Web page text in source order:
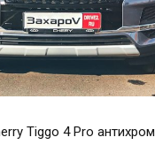
Tiggo 4 Pro антихром